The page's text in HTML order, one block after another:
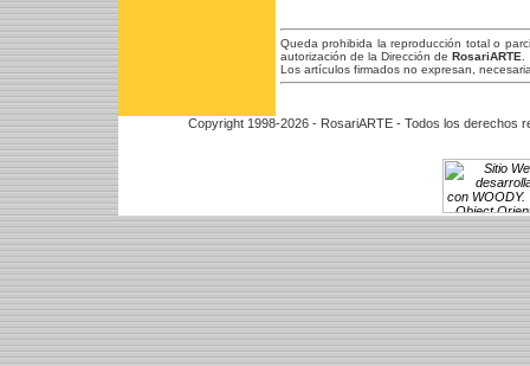
Queda prohibida la reproducción total o
autorización de la Dirección de RosariARTE
Los artículos firmados no expresan,
Copyright 1998-2026 - RosariARTE - Todos los derechos